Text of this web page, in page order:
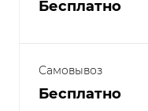
Бесплатно
Самовывоз
Бесплатно